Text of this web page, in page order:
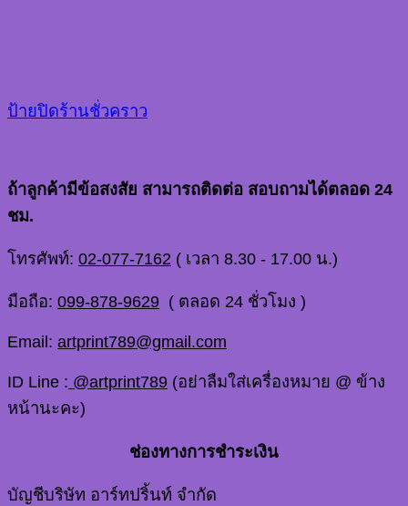
ป้ายปิดร้านชั่วคราว
ถ้าลูกค้ามีข้อสงสัย สามารถติดต่อ สอบถามได้ตลอด 24
ชม.
โทรศัพท์: 02-077-7162 ( เวลา 8.30 - 17.00 น.)
มือถือ: 099-878-9629 ( ตลอด 24 ชั่วโมง )
Email: artprint789@gmail.com
ID Line : @artprint789 (อย่าลืมใส่เครื่องหมาย @ ข้าง
หน้านะคะ)
ช่องทางการชำระเงิน
บัญชีบริษัท อาร์ทปริ้นท์ จำกัด